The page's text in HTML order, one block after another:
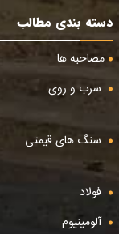
دسته بندی مطالب
مصاحبه ها
سرب و روی
سنگ های قیمتی
فولاد
آلومینیوم